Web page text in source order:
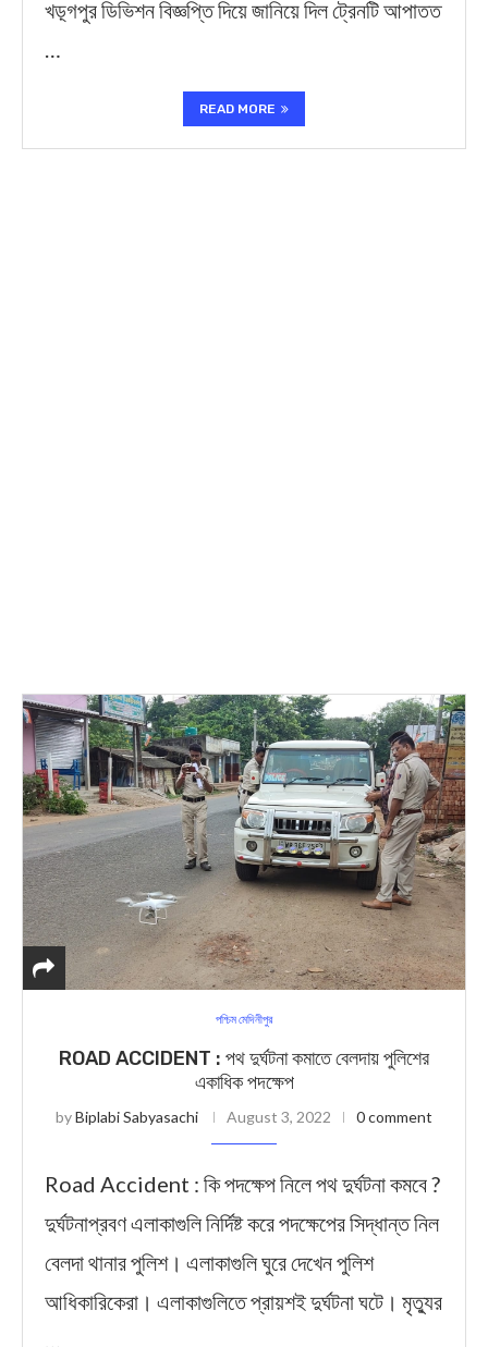
খড়্গপুর ডিভিশন বিজ্ঞপ্তি দিয়ে জানিয়ে দিল ট্রেনটি আপাতত
…
READ MORE
পশ্চিম মেদিনীপুর
ROAD ACCIDENT : পথ দুর্ঘটনা কমাতে বেলদায় পুলিশের
একাধিক পদক্ষেপ
byBiplabi Sabyasachi August 3, 2022 0 comment
Road Accident : কি পদক্ষেপ নিলে পথ দুর্ঘটনা কমবে ?
দুর্ঘটনাপ্রবণ এলাকাগুলি নির্দিষ্ট করে পদক্ষেপের সিদ্ধান্ত নিল
বেলদা থানার পুলিশ। এলাকাগুলি ঘুরে দেখেন পুলিশ
আধিকারিকেরা। এলাকাগুলিতে প্রায়শই দুর্ঘটনা ঘটে। মৃত্যুর